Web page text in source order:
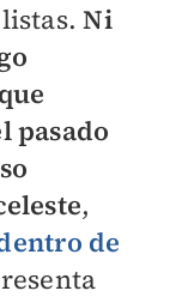
Ni
pasado
,
de